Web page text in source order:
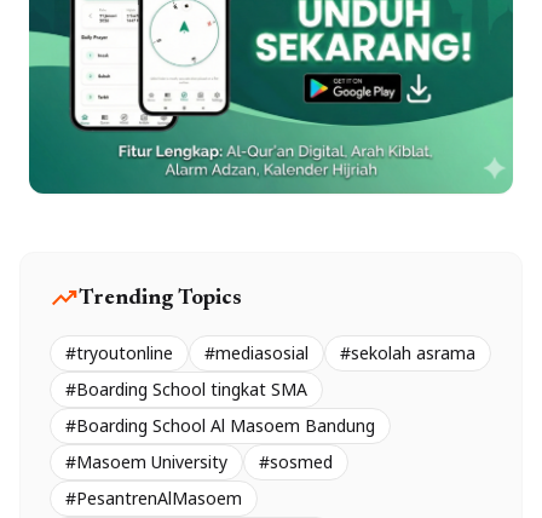
trending_upTrending Topics
#tryoutonline #mediasosial
#sekolah asrama
#Boarding School tingkat SMA
#Boarding School Al Masoem Bandung
#Masoem University
#sosmed
#PesantrenAlMasoem